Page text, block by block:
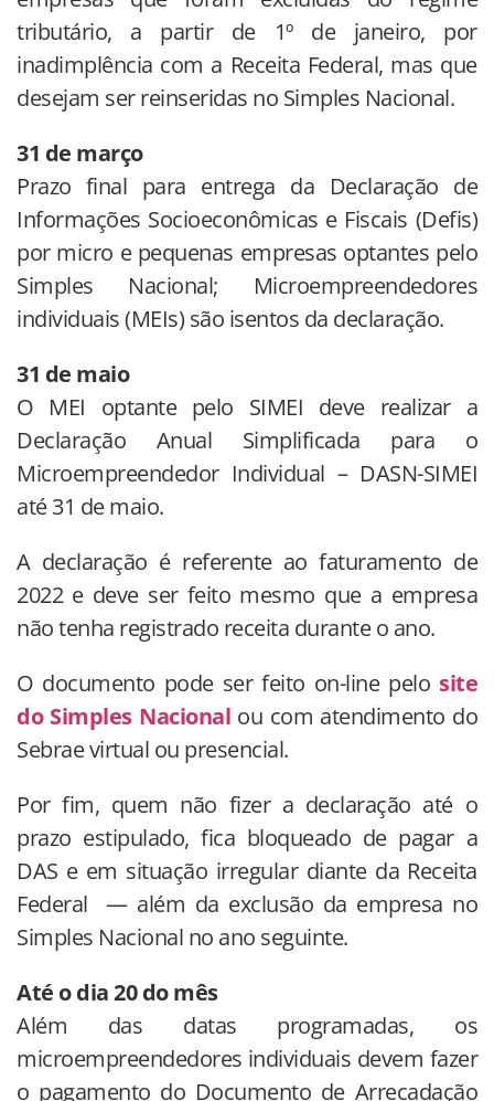
tributário, a partir de 1º de janeiro, por
inadimplência com a Receita Federal, mas que
desejam ser reinseridas no Simples Nacional.
31 de março
Prazo final para entrega da Declaração de
Informações Socioeconômicas e Fiscais (Defis)
por micro e pequenas empresas optantes pelo
Simples Nacional; Microempreendedores
individuais (MEIs) são isentos da declaração.
31 de maio
O MEI optante pelo SIMEI deve realizar a
Declaração Anual Simplificada para o
Microempreendedor Individual – DASN-SIMEI
até 31 de maio.
A declaração é referente ao faturamento de
2022 e deve ser feito mesmo que a empresa
não tenha registrado receita durante o ano.
O documento pode ser feito on-line pelo site
do Simples Nacional ou com atendimento do
Sebrae virtual ou presencial.
Por fim, quem não fizer a declaração até o
prazo estipulado, fica bloqueado de pagar a
DAS e em situação irregular diante da Receita
Federal — além da exclusão da empresa no
Simples Nacional no ano seguinte.
Até o dia 20 do mês
Além das datas programadas, os
microempreendedores individuais devem fazer
o pagamento do Documento de Arrecadação